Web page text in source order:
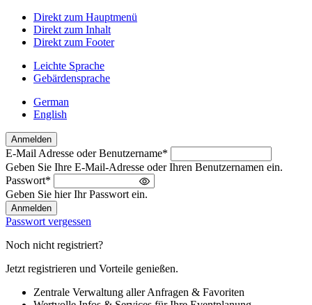
Direkt zum Hauptmenü
Direkt zum Inhalt
Direkt zum Footer
Leichte Sprache
Gebärdensprache
German
English
Anmelden
Willkommen
zurück!
Bitte
melden
Sie
sich
an
E-Mail Adresse oder Benutzername*
Geben Sie Ihre E-Mail-Adresse oder Ihren Benutzernamen ein.
Passwort*
Geben Sie hier Ihr Passwort ein.
Passwort vergessen
Noch nicht registriert?
Jetzt registrieren und Vorteile genießen.
Zentrale Verwaltung aller Anfragen & Favoriten